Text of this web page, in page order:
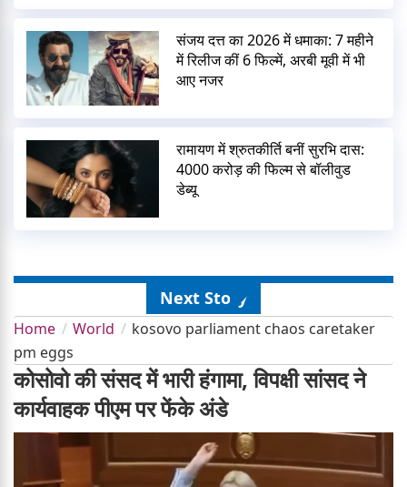
संजय दत्त का 2026 में धमाका: 7 महीने
में रिलीज कीं 6 फिल्में, अरबी मूवी में भी
आए नजर
रामायण में श्रुतकीर्ति बनीं सुरभि दास:
4000 करोड़ की फिल्म से बॉलीवुड
डेब्यू
Next Story
Home World
kosovo parliament chaos caretaker
pm eggs
कोसोवो की संसद में भारी हंगामा, विपक्षी सांसद ने
कार्यवाहक पीएम पर फेंके अंडे